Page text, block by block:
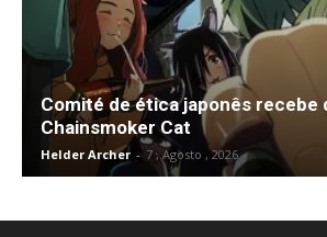
Comité de ética japonês recebe
Chainsmoker Cat
Helder Archer - 7 , Agosto , 2026